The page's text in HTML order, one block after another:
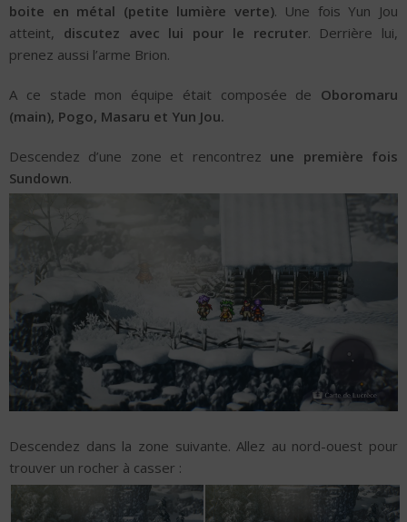
boite en métal (petite lumière verte). Une fois Yun Jou
atteint, discutez avec lui pour le recruter. Derrière lui,
prenez aussi l’arme Brion.
A ce stade mon équipe était composée de Oboromaru
(main), Pogo, Masaru et Yun Jou.
Descendez d’une zone et rencontrez une première fois
Sundown.
Descendez dans la zone suivante. Allez au nord-ouest pour
trouver un rocher à casser :